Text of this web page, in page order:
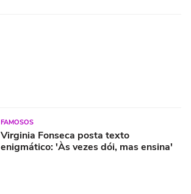
FAMOSOS
Virginia Fonseca posta texto
enigmático: 'Às vezes dói, mas ensina'